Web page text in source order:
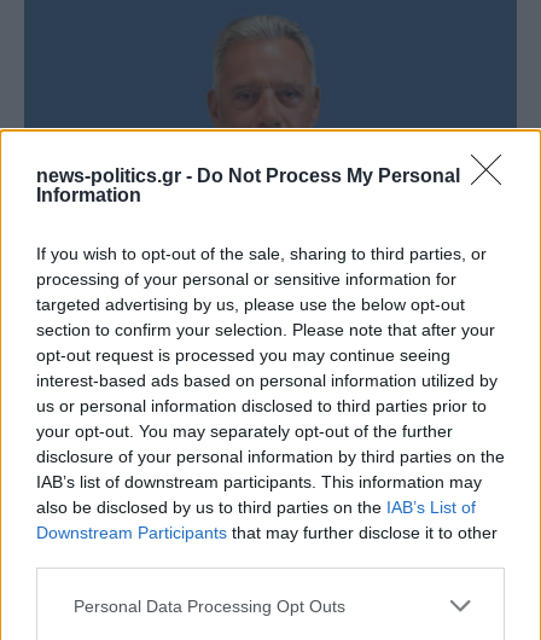
news-politics.gr - Do Not Process My Personal
Information
If you wish to opt-out of the sale, sharing to third parties, or
processing of your personal or sensitive information for
targeted advertising by us, please use the below opt-out
section to confirm your selection. Please note that after your
opt-out request is processed you may continue seeing
interest-based ads based on personal information utilized by
us or personal information disclosed to third parties prior to
your opt-out. You may separately opt-out of the further
disclosure of your personal information by third parties on the
IAB’s list of downstream participants. This information may
also be disclosed by us to third parties on the IAB’s List of
Downstream Participants that may further disclose it to other
Personal Data Processing Opt Outs
Ρήγμα στην παράταξη Καμπουράκη: Ο Μιχάλης
Κορδίνας ανεξαρτητοποιήθηκε με αφορμή τη σύμβαση
του Καζίνου (ηχητικό)